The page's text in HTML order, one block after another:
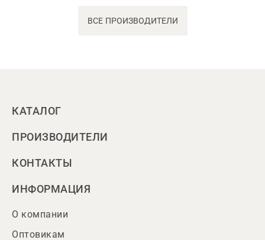
ВСЕ ПРОИЗВОДИТЕЛИ
КАТАЛОГ
ПРОИЗВОДИТЕЛИ
КОНТАКТЫ
ИНФОРМАЦИЯ
О компании
Оптовикам